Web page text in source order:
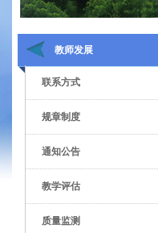
教师发展
联系方式
规章制度
通知公告
教学评估
质量监测